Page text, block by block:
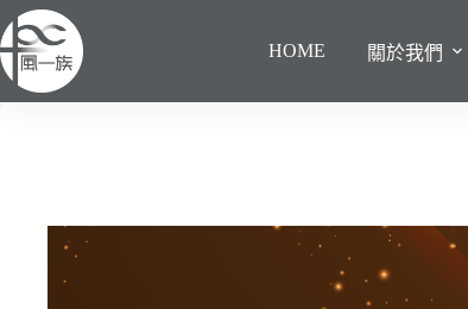
至
主
要
HOME 關於我們